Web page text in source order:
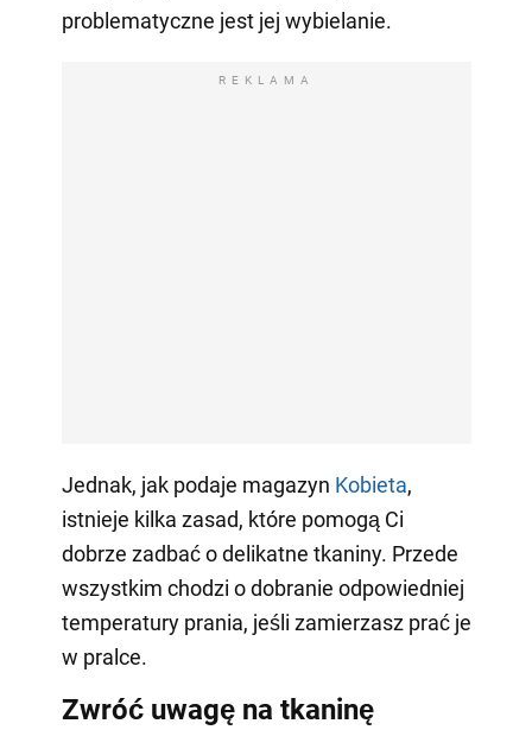
problematyczne jest jej wybielanie.
REKLAMA
Jednak, jak podaje magazyn Kobieta,
istnieje kilka zasad, które pomogą Ci
dobrze zadbać o delikatne tkaniny. Przede
wszystkim chodzi o dobranie odpowiedniej
temperatury prania, jeśli zamierzasz prać je
w pralce.
Zwróć uwagę na tkaninę